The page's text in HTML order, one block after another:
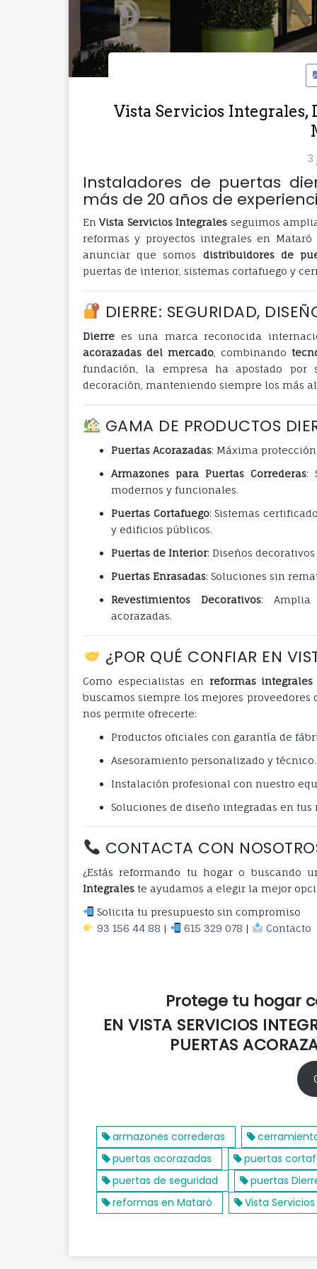
Vista Servicios
3
Instaladores de puertas
más de 20 años de
EnVista Servicios Integrales seguimos
reformas y proyectos integrales en
anunciar que somos distribuidores de
puertas de interior, sistemas cortafuego y
DIERRE: SEGURIDAD,
Dierre es una marca reconocida
acorazadas del mercado , combinando
fundación, la empresa ha apostado
decoración, manteniendo siempre los más
GAMA DE PRODUCTOS
Puertas Acorazadas: Máxima
Armazones para Puertas Correderas:
modernos y funcionales.
Puertas Cortafuego: Sistemas
y edificios públicos.
Puertas de Interior: Diseños
Puertas Enrasadas: Soluciones sin
Revestimientos Decorativos: Amplia
acorazadas.
¿POR QUÉ CONFIAR EN
Como especialistas en reformas
buscamos siempre los mejores
nos permite ofrecerte:
Productos oficiales con garantía de
Asesoramiento personalizado y técnico.
Instalación profesional con nuestro
Soluciones de diseño integradas en tus
CONTACTA CON
¿Estás reformando tu hogar o buscando
Integrales te ayudamos a elegir la mejor
Solicita tu presupuesto sin compromiso
93 156 44 88 | 615 329 078 | Contacto
Protege tu hogar
EN VISTA SERVICIOS
PUERTAS
armazones correderas
puertas acorazadas
puertas
puertas de seguridad
puertas
reformas en Mataró
Vista